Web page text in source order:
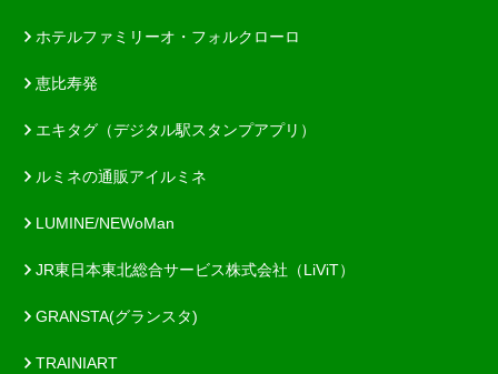
ホテルファミリーオ・フォルクローロ
恵比寿発
エキタグ（デジタル駅スタンプアプリ）
ルミネの通販アイルミネ
LUMINE/NEWoMan
JR東日本東北総合サービス株式会社（LiViT）
GRANSTA(グランスタ)
TRAINIART